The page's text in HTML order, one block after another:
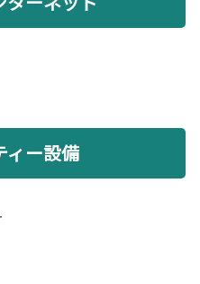
ィー設備